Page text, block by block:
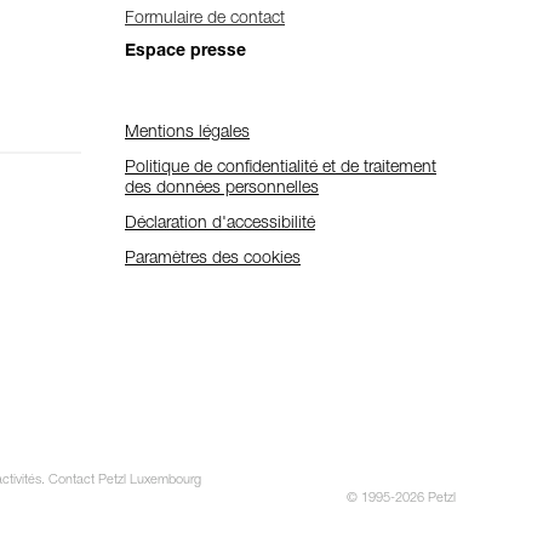
Formulaire de contact
Espace presse
Mentions légales
Politique de confidentialité et de traitement
des données personnelles
Déclaration d'accessibilité
Paramètres des cookies
Contact Petzl Luxembourg
© 1995-2026 Petzl